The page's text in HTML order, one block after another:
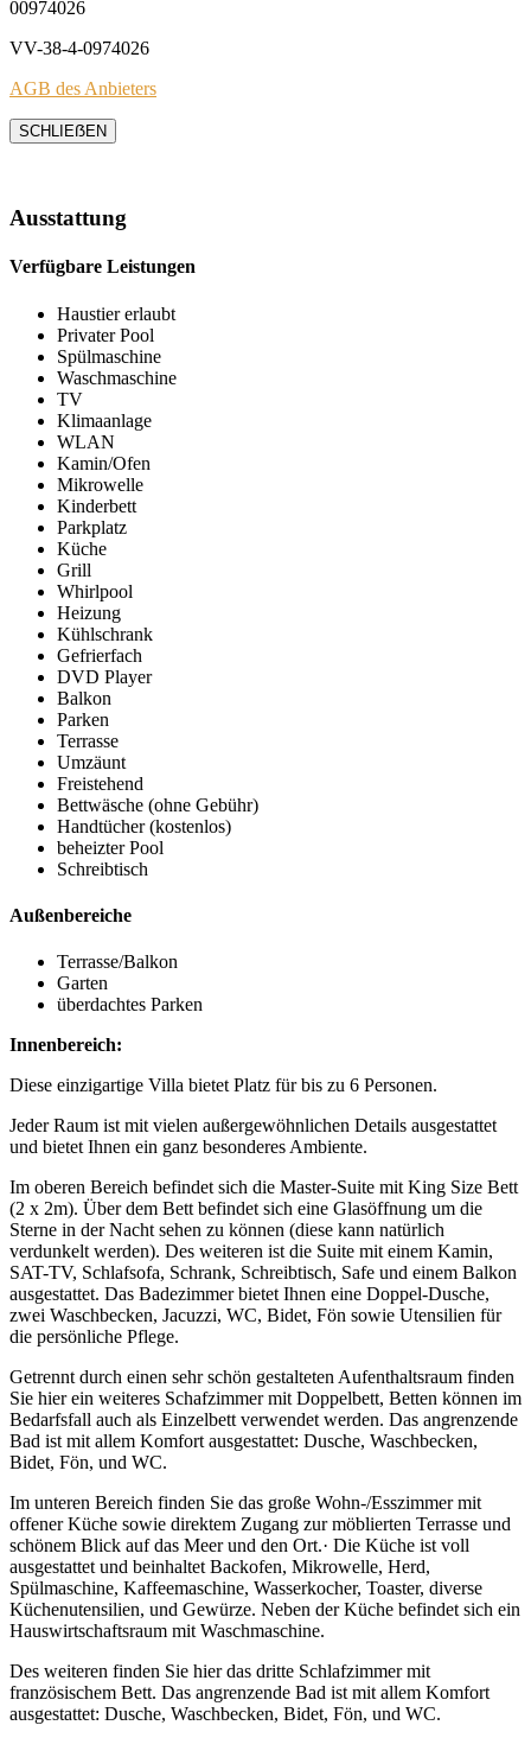
00974026
VV-38-4-0974026
AGB des Anbieters
SCHLIEẞEN
Ausstattung
Verfügbare Leistungen
Haustier erlaubt
Privater Pool
Spülmaschine
Waschmaschine
TV
Klimaanlage
WLAN
Kamin/Ofen
Mikrowelle
Kinderbett
Parkplatz
Küche
Grill
Whirlpool
Heizung
Kühlschrank
Gefrierfach
DVD Player
Balkon
Parken
Terrasse
Umzäunt
Freistehend
Bettwäsche (ohne Gebühr)
Handtücher (kostenlos)
beheizter Pool
Schreibtisch
Außenbereiche
Terrasse/Balkon
Garten
überdachtes Parken
Innenbereich:
Diese einzigartige Villa bietet Platz für bis zu 6 Personen.
Jeder Raum ist mit vielen außergewöhnlichen Details ausgestattet
und bietet Ihnen ein ganz besonderes Ambiente.
Im oberen Bereich befindet sich die Master-Suite mit King Size Bett
(2 x 2m). Über dem Bett befindet sich eine Glasöffnung um die
Sterne in der Nacht sehen zu können (diese kann natürlich
verdunkelt werden). Des weiteren ist die Suite mit einem Kamin,
SAT-TV, Schlafsofa, Schrank, Schreibtisch, Safe und einem Balkon
ausgestattet. Das Badezimmer bietet Ihnen eine Doppel-Dusche,
zwei Waschbecken, Jacuzzi, WC, Bidet, Fön sowie Utensilien für
die persönliche Pflege.
Getrennt durch einen sehr schön gestalteten Aufenthaltsraum finden
Sie hier ein weiteres Schafzimmer mit Doppelbett, Betten können im
Bedarfsfall auch als Einzelbett verwendet werden. Das angrenzende
Bad ist mit allem Komfort ausgestattet: Dusche, Waschbecken,
Bidet, Fön, und WC.
Im unteren Bereich finden Sie das große Wohn-/Esszimmer mit
offener Küche sowie direktem Zugang zur möblierten Terrasse und
schönem Blick auf das Meer und den Ort.· Die Küche ist voll
ausgestattet und beinhaltet Backofen, Mikrowelle, Herd,
Spülmaschine, Kaffeemaschine, Wasserkocher, Toaster, diverse
Küchenutensilien, und Gewürze. Neben der Küche befindet sich ein
Hauswirtschaftsraum mit Waschmaschine.
Des weiteren finden Sie hier das dritte Schlafzimmer mit
französischem Bett. Das angrenzende Bad ist mit allem Komfort
ausgestattet: Dusche, Waschbecken, Bidet, Fön, und WC.